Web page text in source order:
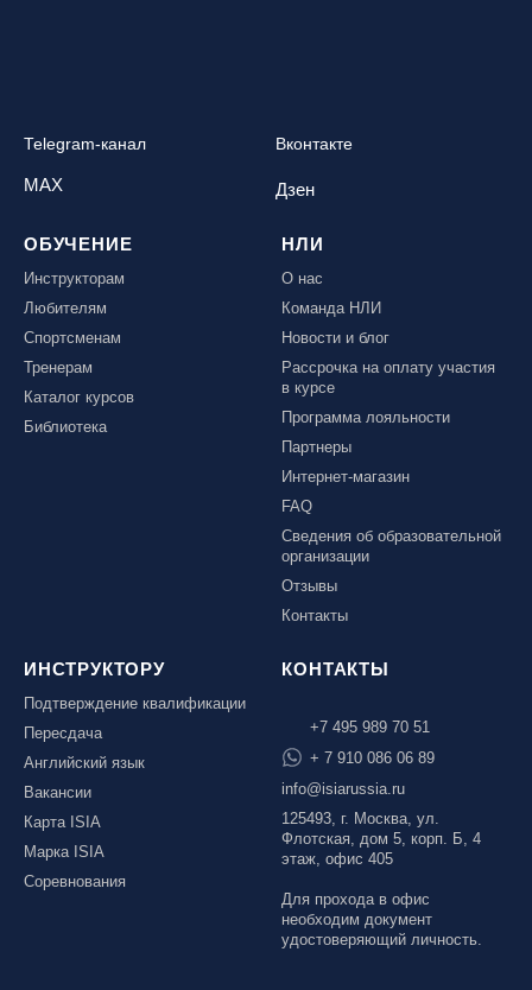
Telegram-канал Вконтакте
MAX Дзен
ОБУЧЕНИЕ
Инструкторам
Любителям
Спортсменам
Тренерам
Каталог курсов
Библиотека
НЛИ
О нас
Команда НЛИ
Новости и блог
Рассрочка на оплату участия
в курсе
Программа лояльности
Партнеры
Интернет-магазин
FAQ
Сведения об образовательной
организации
Отзывы
Контакты
ИНСТРУКТОРУ
Подтверждение квалификации
Пересдача
Английский язык
Вакансии
Карта ISIA
Марка ISIA
Соревнования
КОНТАКТЫ
+7 495 989 70 51
+ 7 910 086 06 89
info@isiarussia.ru
125493, г. Москва, ул.
Флотская, дом 5, корп. Б, 4
этаж, офис 405
Для прохода в офис
необходим документ
удостоверяющий личность.